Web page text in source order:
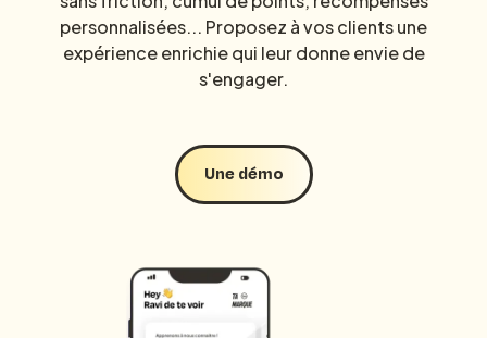
personnalisées... Proposez à vos clients une
expérience enrichie qui leur donne envie de
s'engager.
Une démo